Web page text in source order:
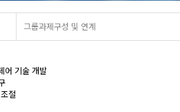
그룹과제구성 및 연계
어 기술 개발
절